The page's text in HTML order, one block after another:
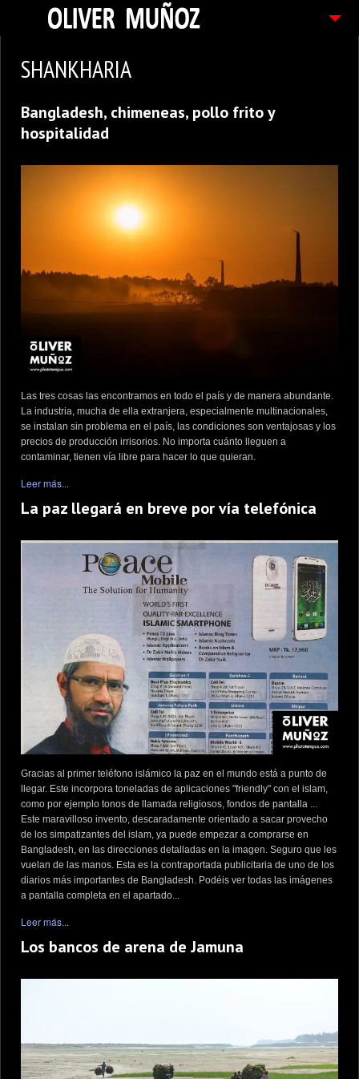
FOTOGRAFIAS
CONTACTO
PEDIDOS
SHANKHARIA
Bangladesh, chimeneas, pollo frito y
hospitalidad
Las tres cosas las encontramos en todo el país y de manera abundante.
La industria, mucha de ella extranjera, especialmente multinacionales,
se instalan sin problema en el país, las condiciones son ventajosas y los
precios de producción irrisorios. No importa cuánto lleguen a
contaminar, tienen vía libre para hacer lo que quieran.
Leer más...
La paz llegará en breve por vía telefónica
Gracias al primer teléfono islámico la paz en el mundo está a punto de
llegar. Este incorpora toneladas de aplicaciones "friendly" con el islam,
como por ejemplo tonos de llamada religiosos, fondos de pantalla ...
Este maravilloso invento, descaradamente orientado a sacar provecho
de los simpatizantes del islam, ya puede empezar a comprarse en
Bangladesh, en las direcciones detalladas en la imagen. Seguro que les
vuelan de las manos. Esta es la contraportada publicitaria de uno de los
diarios más importantes de Bangladesh. Podéis ver todas las imágenes
a pantalla completa en el apartado...
Leer más...
Los bancos de arena de Jamuna